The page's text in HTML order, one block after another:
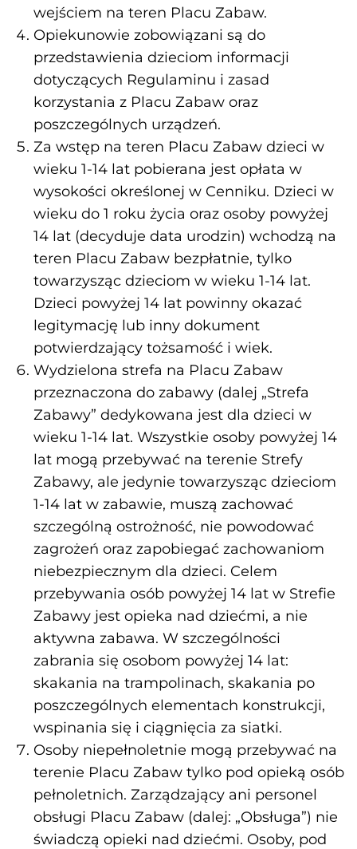
wejściem na teren Placu Zabaw.
Opiekunowie zobowiązani są do
przedstawienia dzieciom informacji
dotyczących Regulaminu i zasad
korzystania z Placu Zabaw oraz
poszczególnych urządzeń.
Za wstęp na teren Placu Zabaw dzieci w
wieku 1-14 lat pobierana jest opłata w
wysokości określonej w Cenniku. Dzieci w
wieku do 1 roku życia oraz osoby powyżej
14 lat (decyduje data urodzin) wchodzą na
teren Placu Zabaw bezpłatnie, tylko
towarzysząc dzieciom w wieku 1-14 lat.
Dzieci powyżej 14 lat powinny okazać
legitymację lub inny dokument
potwierdzający tożsamość i wiek.
Wydzielona strefa na Placu Zabaw
przeznaczona do zabawy (dalej „Strefa
Zabawy” dedykowana jest dla dzieci w
wieku 1-14 lat. Wszystkie osoby powyżej 14
lat mogą przebywać na terenie Strefy
Zabawy, ale jedynie towarzysząc dzieciom
1-14 lat w zabawie, muszą zachować
szczególną ostrożność, nie powodować
zagrożeń oraz zapobiegać zachowaniom
niebezpiecznym dla dzieci. Celem
przebywania osób powyżej 14 lat w Strefie
Zabawy jest opieka nad dziećmi, a nie
aktywna zabawa. W szczególności
zabrania się osobom powyżej 14 lat:
skakania na trampolinach, skakania po
poszczególnych elementach konstrukcji,
wspinania się i ciągnięcia za siatki.
Osoby niepełnoletnie mogą przebywać na
terenie Placu Zabaw tylko pod opieką osób
pełnoletnich. Zarządzający ani personel
obsługi Placu Zabaw (dalej: „Obsługa”) nie
świadczą opieki nad dziećmi. Osoby, pod